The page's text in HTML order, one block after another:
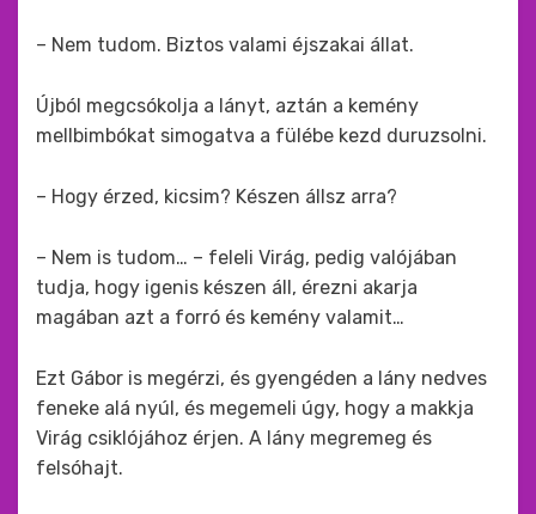
– Nem tudom. Biztos valami éjszakai állat.
Újból megcsókolja a lányt, aztán a kemény
mellbimbókat simogatva a fülébe kezd duruzsolni.
– Hogy érzed, kicsim? Készen állsz arra?
– Nem is tudom… – feleli Virág, pedig valójában
tudja, hogy igenis készen áll, érezni akarja
magában azt a forró és kemény valamit…
Ezt Gábor is megérzi, és gyengéden a lány nedves
feneke alá nyúl, és megemeli úgy, hogy a makkja
Virág csiklójához érjen. A lány megremeg és
felsóhajt.